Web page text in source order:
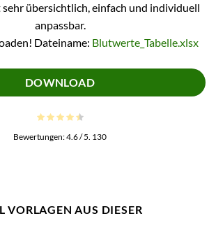
sehr übersichtlich, einfach und individuell
anpassbar.
Dateiname: Blutwerte_Tabelle.xlsx
DOWNLOAD
Bewertungen:4.6/ 5. 130
VORLAGEN AUS DIESER